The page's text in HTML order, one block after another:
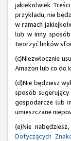
jakiekolwiek
przykładu, nie
w ramach
lub w inny
tworzyć linków
(c)Niezwłocznie
Amazon lub co do
(d)Nie będziesz
sposób
gospodarcze lub
umieszczane
(e)Nie
Dotyczących